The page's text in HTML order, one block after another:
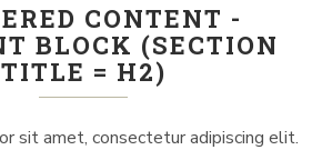
CONTENT -
BLOCK (SECTION
TITLE = H2)
sit amet, consectetur adipiscing elit.